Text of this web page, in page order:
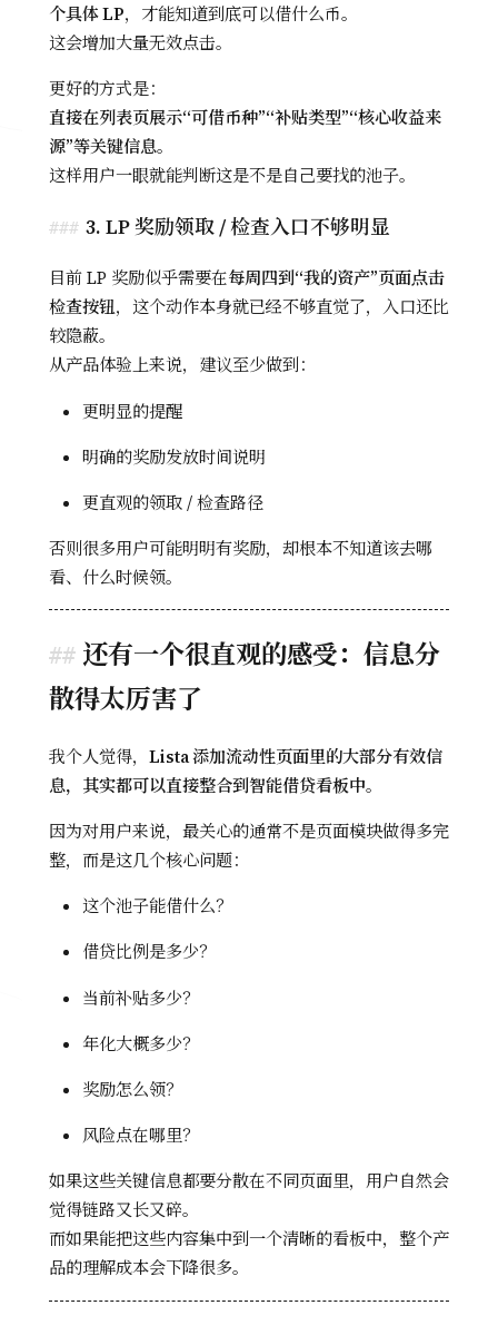
个具体 LP，才能知道到底可以借什么币。
这会增加大量无效点击。
更好的方式是：
直接在列表页展示“可借币种”“补贴类型”“核心收益来
源”等关键信息。
这样用户一眼就能判断这是不是自己要找的池子。
3. LP 奖励领取 / 检查入口不够明显
目前 LP 奖励似乎需要在每周四到“我的资产”页面点击
检查按钮，这个动作本身就已经不够直觉了，入口还比
较隐蔽。
从产品体验上来说，建议至少做到：
更明显的提醒
明确的奖励发放时间说明
更直观的领取 / 检查路径
否则很多用户可能明明有奖励，却根本不知道该去哪
看、什么时候领。
还有一个很直观的感受：信息分
散得太厉害了
我个人觉得， Lista 添加流动性页面里的大部分有效信
息，其实都可以直接整合到智能借贷看板中。
因为对用户来说，最关心的通常不是页面模块做得多完
整，而是这几个核心问题：
这个池子能借什么？
借贷比例是多少？
当前补贴多少？
年化大概多少？
奖励怎么领？
风险点在哪里？
如果这些关键信息都要分散在不同页面里，用户自然会
觉得链路又长又碎。
而如果能把这些内容集中到一个清晰的看板中，整个产
品的理解成本会下降很多。